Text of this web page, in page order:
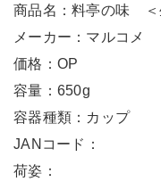
商品名：料亭の味 ＜
メーカー：マルコメ
価格：OP
容量：650g
容器種類：カップ
JANコード：
荷姿：